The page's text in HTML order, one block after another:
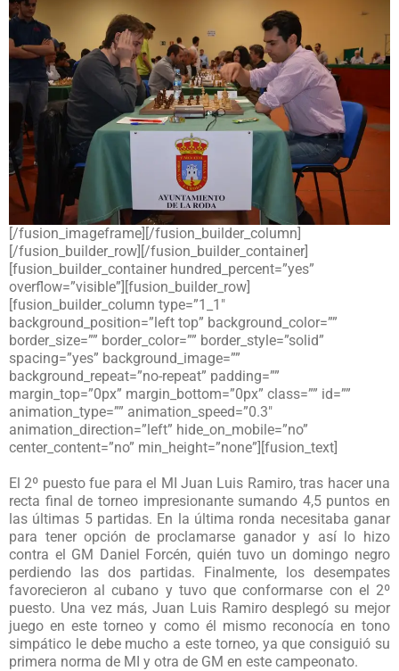
[/fusion_imageframe][/fusion_builder_column]
[/fusion_builder_row][/fusion_builder_container]
[fusion_builder_container hundred_percent=”yes”
overflow=”visible”][fusion_builder_row]
[fusion_builder_column type=”1_1″
background_position=”left top” background_color=””
border_size=”” border_color=”” border_style=”solid”
spacing=”yes” background_image=””
background_repeat=”no-repeat” padding=””
margin_top=”0px” margin_bottom=”0px” class=”” id=””
animation_type=”” animation_speed=”0.3″
animation_direction=”left” hide_on_mobile=”no”
center_content=”no” min_height=”none”][fusion_text]
El 2º puesto fue para el MI Juan Luis Ramiro, tras hacer una
recta final de torneo impresionante sumando 4,5 puntos en
las últimas 5 partidas. En la última ronda necesitaba ganar
para tener opción de proclamarse ganador y así lo hizo
contra el GM Daniel Forcén, quién tuvo un domingo negro
perdiendo las dos partidas. Finalmente, los desempates
favorecieron al cubano y tuvo que conformarse con el 2º
puesto. Una vez más, Juan Luis Ramiro desplegó su mejor
juego en este torneo y como él mismo reconocía en tono
simpático le debe mucho a este torneo, ya que consiguió su
primera norma de MI y otra de GM en este campeonato.